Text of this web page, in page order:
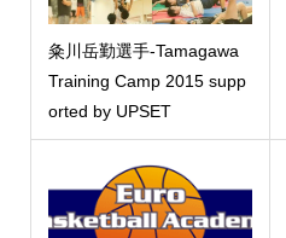
粂川岳勤選手‐Tamagawa
Training Camp 2015 supp
orted by UPSET